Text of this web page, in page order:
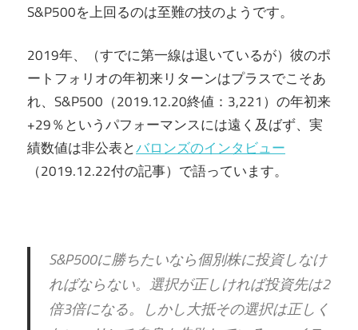
S&P500を上回るのは至難の技のようです。
2019年、（すでに第一線は退いているが）彼のポ
ートフォリオの年初来リターンはプラスでこそあ
れ、S&P500（2019.12.20終値：3,221）の年初来
+29％というパフォーマンスには遠く及ばず、実
績数値は非公表とバロンズのインタビュー
（2019.12.22付の記事）で語っています。
S&P500に勝ちたいなら個別株に投資しなけ
ればならない。選択が正しければ投資先は2
倍3倍になる。しかし大抵その選択は正しく